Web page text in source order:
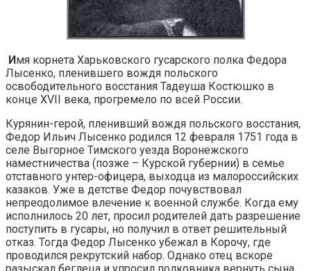
Имя корнета Харьковского гусарского полка Федора
Лысенко, пленившего вождя польского
освободительного восстания Тадеуша Костюшко в
конце XVII века, прогремело по всей России.
Курянин-герой, пленивший вождя польского восстания,
Федор Ильич Лысенко родился 12 февраля 1751 года в
селе Выгорное Тимского уезда Воронежского
наместничества (позже – Курской губернии) в семье
отставного унтер-офицера, выходца из малороссийских
казаков. Уже в детстве Федор почувствовал
непреодолимое влечение к военной службе. Когда ему
исполнилось 20 лет, просил родителей дать разрешение
поступить в гусары, но получил в ответ решительный
отказ. Тогда Федор Лысенко убежал в Корочу, где
проводился рекрутский набор. Однако отец вскоре